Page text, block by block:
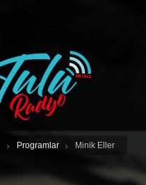
Programlar Minik Eller